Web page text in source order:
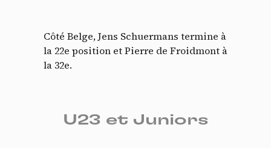
Côté Belge, Jens Schuermans termine à
la 22e position et Pierre de Froidmont à
la 32e.
U23 et Juniors